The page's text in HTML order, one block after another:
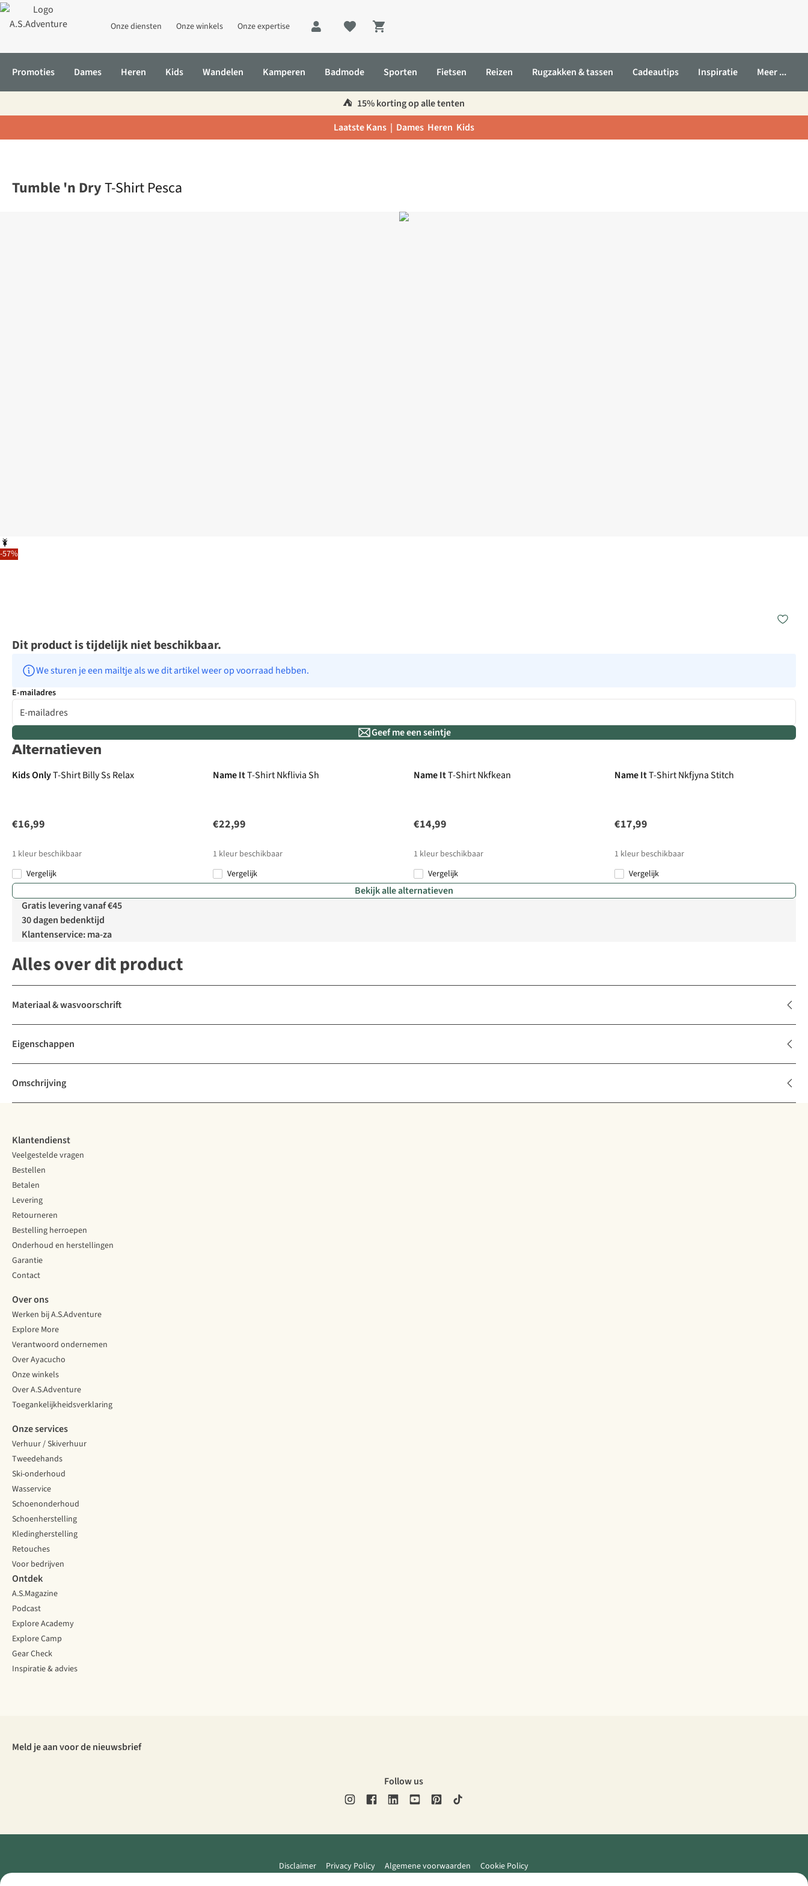
Onze diensten Onze winkels Onze expertise
Shopping cart
Promoties Dames Heren Kids Wandelen Kamperen Badmode Sporten Fietsen Reizen Rugzakken & tassen Cadeautips Inspiratie Meer ...
⛺️ 15% korting op alle tenten
Laatste Kans | Dames Heren Kids
-57%
Tumble 'n DryT-Shirt Pesca
Dit product is tijdelijk niet beschikbaar.
We sturen je een mailtje als we dit artikel weer op voorraad hebben.
E-mailadres
Geef me een seintje
Alternatieven
Kids OnlyT-Shirt Billy Ss Relax
€16,99
1 kleur beschikbaar
Vergelijk
Name ItT-Shirt Nkflivia Sh
€22,99
1 kleur beschikbaar
Vergelijk
Name ItT-Shirt Nkfkean
€14,99
1 kleur beschikbaar
Vergelijk
Name ItT-Shirt Nkfjyna Stitch
€17,99
1 kleur beschikbaar
Vergelijk
Bekijk alle alternatieven
Gratis levering vanaf €45
30 dagen bedenktijd
Klantenservice: ma-za
Alles over dit product
Materiaal & wasvoorschrift
Eigenschappen
Omschrijving
Klantendienst
Veelgestelde vragen
Bestellen
Betalen
Levering
Retourneren
Bestelling herroepen
Onderhoud en herstellingen
Garantie
Contact
Over ons
Werken bij A.S.Adventure
Explore More
Verantwoord ondernemen
Over Ayacucho
Onze winkels
Over A.S.Adventure
Toegankelijkheidsverklaring
Onze services
Verhuur / Skiverhuur
Tweedehands
Ski-onderhoud
Wasservice
Schoenonderhoud
Schoenherstelling
Kledingherstelling
Retouches
Voor bedrijven
Ontdek
A.S.Magazine
Podcast
Explore Academy
Explore Camp
Gear Check
Inspiratie & advies
Meld je aan voor de nieuwsbrief
Follow us
Disclaimer Privacy Policy Algemene voorwaarden Cookie Policy